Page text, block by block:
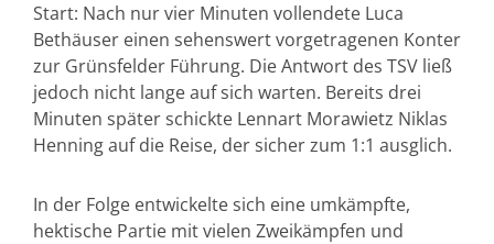
Start: Nach nur vier Minuten vollendete Luca
Bethäuser einen sehenswert vorgetragenen Konter
zur Grünsfelder Führung. Die Antwort des TSV ließ
jedoch nicht lange auf sich warten. Bereits drei
Minuten später schickte Lennart Morawietz Niklas
Henning auf die Reise, der sicher zum 1:1 ausglich.
In der Folge entwickelte sich eine umkämpfte,
hektische Partie mit vielen Zweikämpfen und